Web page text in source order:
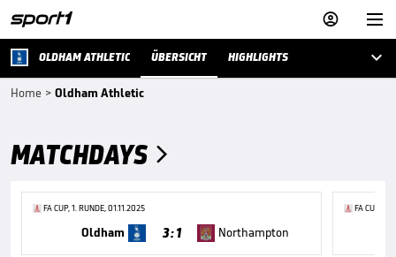


OLDHAM ATHLETIC ÜBERSICHT HIGHLIGHTS 
Home > Oldham Athletic
MATCHDAYS 
FA CUP, 1. RUNDE, 01.11.2025
Oldham 3 : 1 Northampton
FA CUP, 2.